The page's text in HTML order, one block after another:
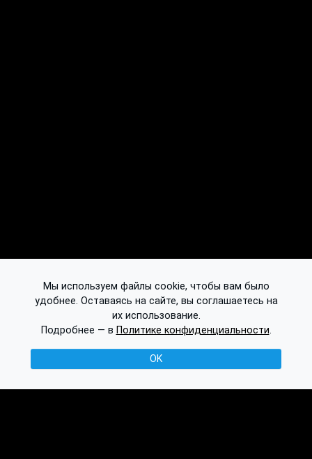
Мы используем файлы cookie, чтобы вам было
удобнее. Оставаясь на сайте, вы соглашаетесь на
их использование.
Подробнее — в Политике конфиденциальности.
OK